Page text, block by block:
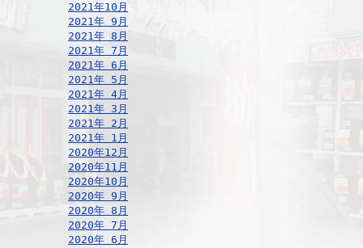
2021年10月
2021年 9月
2021年 8月
2021年 7月
2021年 6月
2021年 5月
2021年 4月
2021年 3月
2021年 2月
2021年 1月
2020年12月
2020年11月
2020年10月
2020年 9月
2020年 8月
2020年 7月
2020年 6月